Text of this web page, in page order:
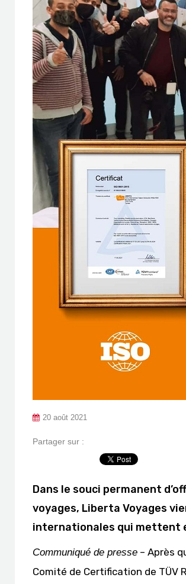
20 août 2021
Partager sur :
Dans le souci permanent
voyages, Liberta Voyages
internationales qui mettent
Communiqué de presse – Après
Comité de Certification de TÜV